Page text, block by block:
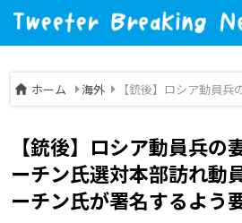
ホーム 海外 【銃後】ロシア動員
【銃後】ロシア動員兵
ーチン氏選対本部訪れ動
ーチン氏が署名するよう